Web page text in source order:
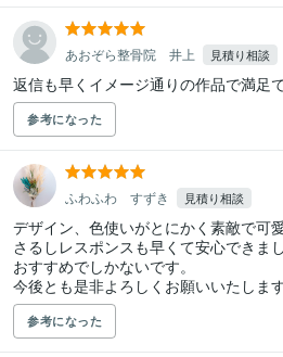
あおぞら整骨院 井上 見積り相談
返信も早くイメージ通りの作品で満足で
参考になった
ふわふわ すずき 見積り相談
デザイン、色使いがとにかく素敵で可
さるしレスポンスも早くて安心できまし
おすすめでしかないです。
今後とも是非よろしくお願いいたします
参考になった